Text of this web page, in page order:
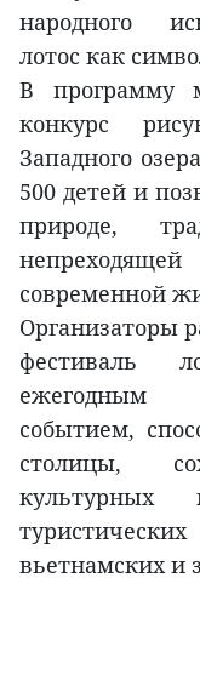
народного
лотос как
В программу
конкурс
Западного
500 детей и
природе,
современной
Организаторы
фестиваль
ежегодным
событием,
столицы,
культурных
вьетнамских и